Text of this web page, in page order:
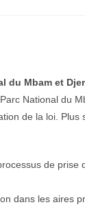
du Mbam et
National du
de la loi.
de prise
dans les aires